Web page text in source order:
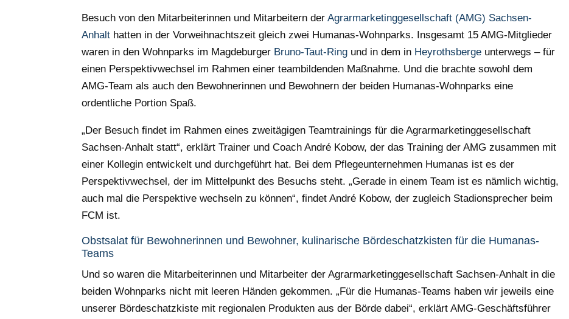
Besuch von den Mitarbeiterinnen und Mitarbeitern derAgrarmarketinggesellschaft (AMG) Sachsen-
Anhalt hatten in der Vorweihnachtszeit gleich zwei Humanas-Wohnparks. Insgesamt 15 AMG-Mitglieder
waren in den Wohnparks im Magdeburger Bruno-Taut-Ring und in dem in Heyrothsberge unterwegs – für
einen Perspektivwechsel im Rahmen einer teambildenden Maßnahme. Und die brachte sowohl dem
AMG-Team als auch den Bewohnerinnen und Bewohnern der beiden Humanas-Wohnparks eine
ordentliche Portion Spaß.
„Der Besuch findet im Rahmen eines zweitägigen Teamtrainings für die Agrarmarketinggesellschaft
Sachsen-Anhalt statt“, erklärt Trainer und Coach André Kobow, der das Training der AMG zusammen mit
einer Kollegin entwickelt und durchgeführt hat. Bei dem Pflegeunternehmen Humanas ist es der
Perspektivwechsel, der im Mittelpunkt des Besuchs steht. „Gerade in einem Team ist es nämlich wichtig,
auch mal die Perspektive wechseln zu können“, findet André Kobow, der zugleich Stadionsprecher beim
FCM ist.
Obstsalat für Bewohnerinnen und Bewohner, kulinarische Bördeschatzkisten für die Humanas-
Teams
Und so waren die Mitarbeiterinnen und Mitarbeiter der Agrarmarketinggesellschaft Sachsen-Anhalt in die
beiden Wohnparks nicht mit leeren Händen gekommen. „Für die Humanas-Teams haben wir jeweils eine
unserer Bördeschatzkiste mit regionalen Produkten aus der Börde dabei“, erklärt AMG-Geschäftsführer